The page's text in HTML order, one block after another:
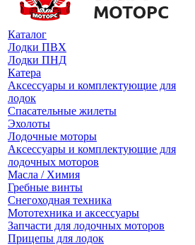
Каталог
Лодки ПВХ
Лодки ПНД
Катера
Аксессуары и комплектующие для
лодок
Спасательные жилеты
Эхолоты
Лодочные моторы
Аксессуары и комплектующие для
лодочных моторов
Масла / Химия
Гребные винты
Снегоходная техника
Мототехника и аксессуары
Запчасти для лодочных моторов
Прицепы для лодок